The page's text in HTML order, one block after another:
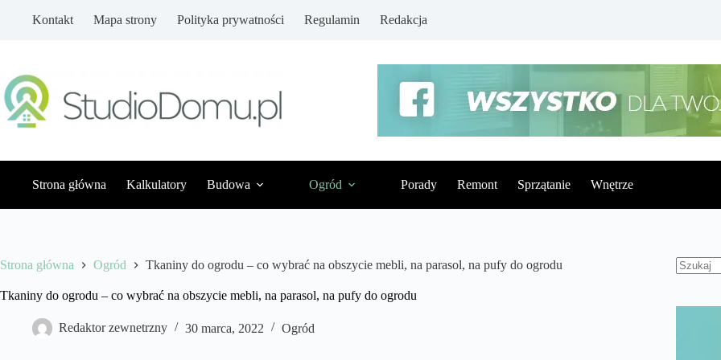
Kontakt Mapa strony Polityka prywatności Regulamin Redakcja
Strona główna Kalkulatory Budowa Ogród Porady Remont Sprzątanie Wnętrze
Strona główna Ogród Tkaniny do ogrodu – co wybrać na obszycie mebli, na parasol, na pufy do ogrodu
Tkaniny do ogrodu – co wybrać na obszycie mebli, na parasol, na pufy do ogrodu
Redaktor zewnetrzny 30 marca, 2022 Ogród